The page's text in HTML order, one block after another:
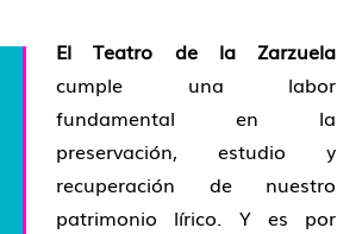
El Teatro de la Zarzuela
cumple una labor
fundamental en la
preservación, estudio y
recuperación de nuestro
patrimonio lírico. Y es por